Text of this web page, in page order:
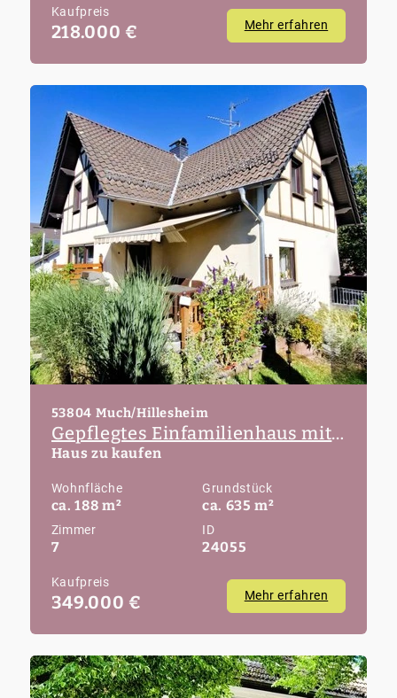
Kaufpreis
218.000 € Mehr erfahren
53804 Much/Hillesheim
Gepflegtes Einfamilienhaus mit Einliegerwohnung und Garage in Much-Hillesheim
Haus zu kaufen
Wohnfläche
ca. 188 m²
Grundstück
ca. 635 m²
Zimmer
7
ID
24055
Kaufpreis
349.000 € Mehr erfahren